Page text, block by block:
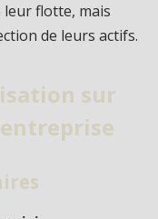
leur flotte, mais
de leurs actifs.
sur